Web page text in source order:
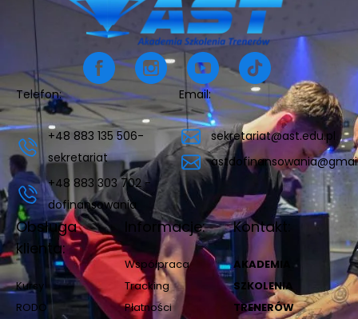
Telefon:
+48 883 135 506-
sekretariat
+48 883 303 702 -
dofinansowania
Email:
sekretariat@ast.edu.pl
Obsługa
klienta:
Kursy
RODO
Informacje:
Współpraca
Tracking
Płatności
Kontakt:
AKADEMIA
SZKOLENIA
TRENERÓW